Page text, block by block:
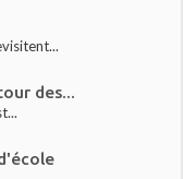
des...